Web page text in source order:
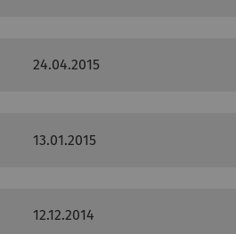
24.04.2015
13.01.2015
12.12.2014